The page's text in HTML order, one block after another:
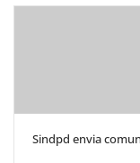
Sindpd envia